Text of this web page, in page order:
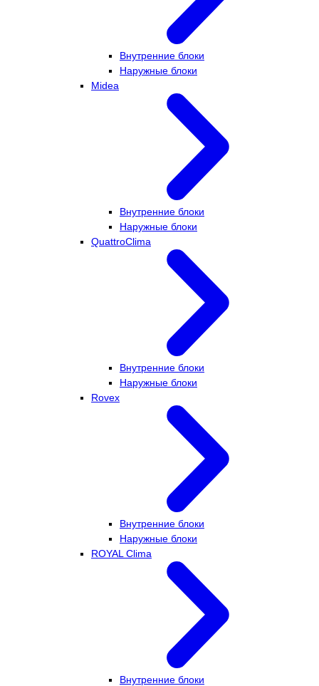
Внутренние блоки
Наружные блоки
Midea
Внутренние блоки
Наружные блоки
QuattroClima
Внутренние блоки
Наружные блоки
Rovex
Внутренние блоки
Наружные блоки
ROYAL Clima
Внутренние блоки